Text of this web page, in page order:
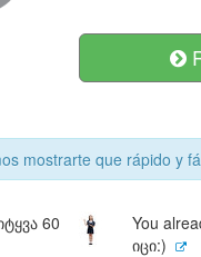
mostrarte que rápido y
60
You
იცი:)